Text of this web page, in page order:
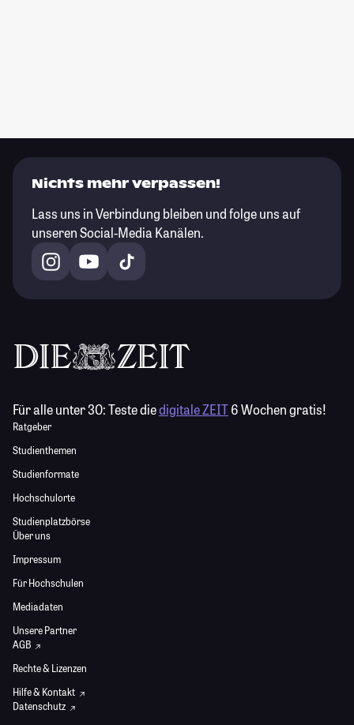
Nichts mehr verpassen!
Lass uns in Verbindung bleiben und folge uns auf
unseren Social-Media Kanälen.
Für alle unter 30:Teste diedigitale ZEIT6 Wochen gratis!
Ratgeber
Studienthemen
Studienformate
Hochschulorte
Studienplatzbörse
Über uns
Impressum
Für Hochschulen
Mediadaten
Unsere Partner
AGB
Rechte & Lizenzen
Hilfe & Kontakt
Datenschutz